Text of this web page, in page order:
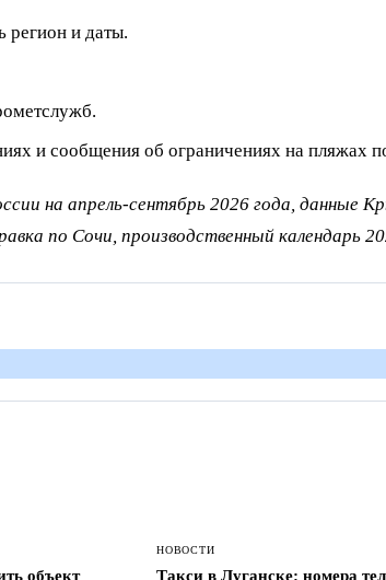
регион и даты.
и сообщения об ограничениях на пляжах
на апрель-сентябрь 2026 года, данные
по Сочи, производственный календарь
объект
НОВОСТИ
Такси в Луганске: номера